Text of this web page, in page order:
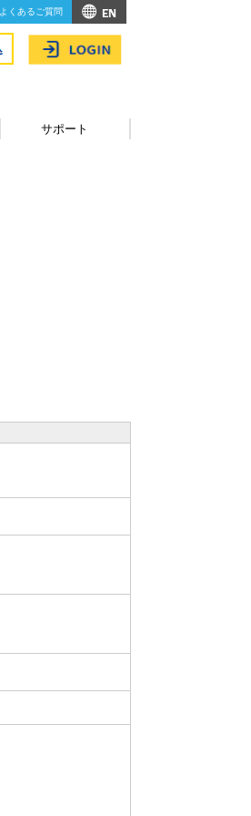
よくあるご質問
サポート